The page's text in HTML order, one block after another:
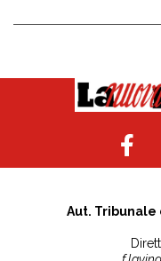
Aut. Tribunale